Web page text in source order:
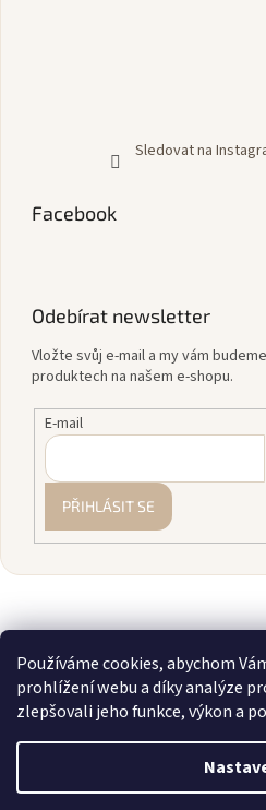
Používáme cookies, abychom
prohlížení webu a díky analýze
zlepšovali jeho funkce, výkon a
Sledovat na
Facebook
Odebírat newsletter
Vložte svůj e-mail a my vám
produktech na našem e-shopu.
E-mail
PŘIHLÁSIT SE